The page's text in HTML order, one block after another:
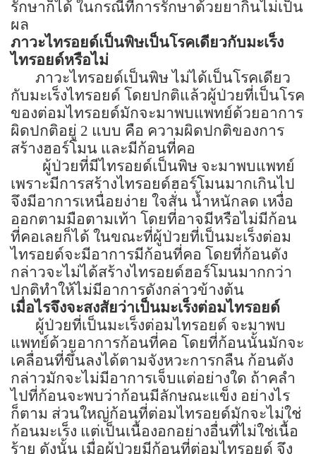
รักษาก็ได้ ในกรณีที่การรักษาด้วยยากินไม่เป็น
ผล
ภาวะไทรอยด์เป็นพิษเป็นโรคเดียวกับมะเร็ง
ไทรอยด์หรือไม่
ภาวะไทรอยด์เป็นพิษ ไม่ได้เป็นโรคเดียว
กับมะเร็งไทรอยด์ โดยปกติแล้วผู้ป่วยที่เป็นโรค
ของต่อมไทรอยด์มักจะมาพบแพทย์ด้วยอาการ
ผิดปกติอยู่ 2 แบบ คือ ความผิดปกติของการ
สร้างฮอร์โมน และมีก้อนที่คอ
ผู้ป่วยที่มีไทรอยด์เป็นพิษ จะมาพบแพทย์
เพราะมีการสร้างไทรอยด์ฮอร์โมนมากเกินไป
จึงมีอาการเหนื่อยง่าย ใจสั่น น้ำหนักลด เหงื่อ
ออกตามมือตามเท้า โดยที่อาจมีหรือไม่มีก้อน
ที่คอเลยก็ได้ ในขณะที่ผู้ป่วยที่เป็นมะเร็งต่อม
ไทรอยด์จะมีอาการมีก้อนที่คอ โดยที่ก้อนดัง
กล่าวจะไม่ได้สร้างไทรอยด์ฮอร์โมนมากกว่า
ปกติทำให้ไม่มีอาการดังกล่าวข้างต้น
เมื่อไรจึงจะสงสัยว่าเป็นมะเร็งต่อมไทรอยด์
ผู้ป่วยที่เป็นมะเร็งต่อมไทรอยด์ จะมาพบ
แพทย์ด้วยอาการก้อนที่คอ โดยที่ก้อนนั้นมักจะ
เคลื่อนที่ขึ้นลงได้ตามจังหวะการกลืน ก้อนดัง
กล่าวมักจะไม่มีอาการเจ็บแต่อย่างใด ถ้าคลำ
ไปที่ก้อนจะพบว่าก้อนมีลักษณะแข็ง อย่างไร
ก็ตาม ส่วนใหญ่ก้อนที่ต่อมไทรอยด์มักจะไม่ใช่
ก้อนมะเร็ง แต่เป็นเนื้องอกอย่างอื่นที่ไม่ใช่เนื้อ
ร้าย ดังนั้น เมื่อผู้ป่วยมีก้อนที่ต่อมไทรอยด์ จึง